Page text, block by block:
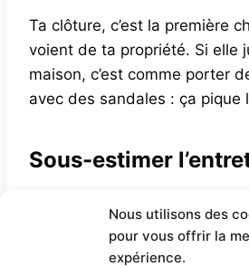
Nous utilisons des
pour vous offrir la
expérience.
Ta clôture, c’est la première
voient de ta propriété. Si elle
maison, c’est comme porter
avec des sandales : ça pique
Sous-estimer
rarement à l’entretien. Et
Négliger ce point, c’est